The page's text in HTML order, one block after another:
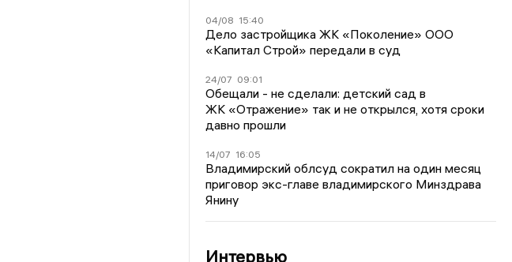
04/08 15:40
Дело застройщика ЖК «Поколение» ООО
«Капитал Строй» передали в суд
24/07 09:01
Обещали - не сделали: детский сад в
ЖК «Отражение» так и не открылся, хотя сроки
давно прошли
14/07 16:05
Владимирский облсуд сократил на один месяц
приговор экс-главе владимирского Минздрава
Янину
Интервью